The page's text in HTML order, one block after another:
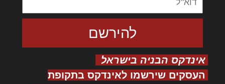
אינדקס הבניה בישראל
העסקים שירשמו לאינדקס בתקופת